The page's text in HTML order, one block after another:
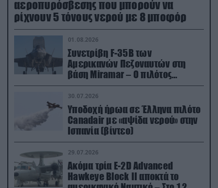
αεροπυρόσβεσης που μπορούν να
ρίχνουν 5 τόνους νερού με 8 μποφόρ
01.08.2026
Συνετρίβη F-35B των
Αμερικανών Πεζοναυτών στη
βάση Miramar – Ο πιλότος
εκτινάχθηκε εγκαίρως
30.07.2026
Υποδοχή ήρωα σε Έλληνα πιλότο
Canadair με «αψίδα νερού» στην
Ισπανία (βίντεο)
29.07.2026
Ακόμα τρία E-2D Advanced
Hawkeye Block II αποκτά το